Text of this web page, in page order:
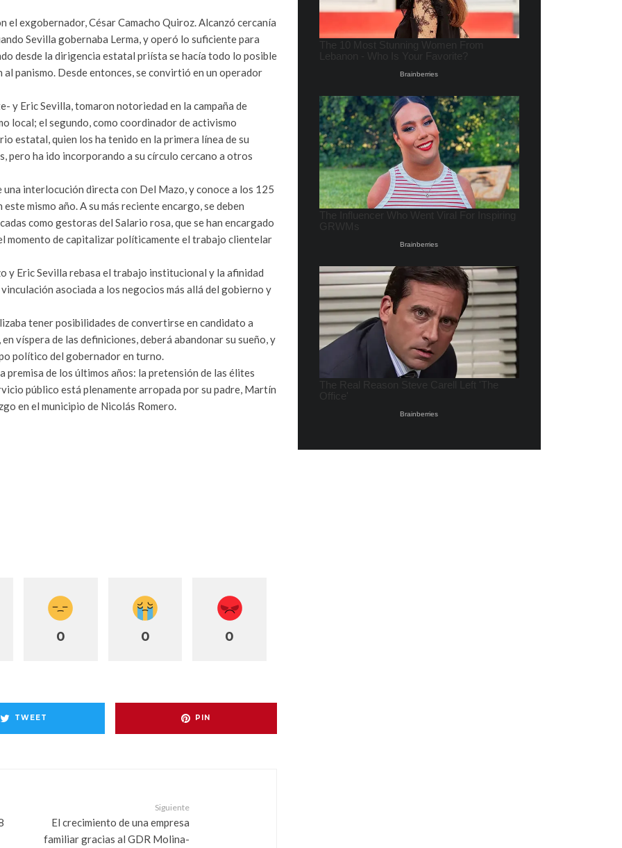
exgobernador, César Camacho Quiroz. Alcanzó cercanía
Sevilla gobernaba Lerma, y operó lo suficiente para
desde la dirigencia estatal priísta se hacía todo lo posible
panismo. Desde entonces, se convirtió en un operador
y Eric Sevilla, tomaron notoriedad en la campaña de
local; el segundo, como coordinador de activismo
estatal, quien los ha tenido en la primera línea de su
pero ha ido incorporando a su círculo cercano a otros
interlocución directa con Del Mazo, y conoce a los 125
mismo año. A su más reciente encargo, se deben
como gestoras del Salario rosa, que se han encargado
momento de capitalizar políticamente el trabajo clientelar
y Eric Sevilla rebasa el trabajo institucional y la afinidad
asociada a los negocios más allá del gobierno y
tener posibilidades de convertirse en candidato a
víspera de las definiciones, deberá abandonar su sueño, y
político del gobernador en turno.
de los últimos años: la pretensión de las élites
público está plenamente arropada por su padre, Martín
en el municipio de Nicolás Romero.
0 0 0
TWEET PIN
Siguiente
El crecimiento de una empresa
familiar gracias al GDR Molina-